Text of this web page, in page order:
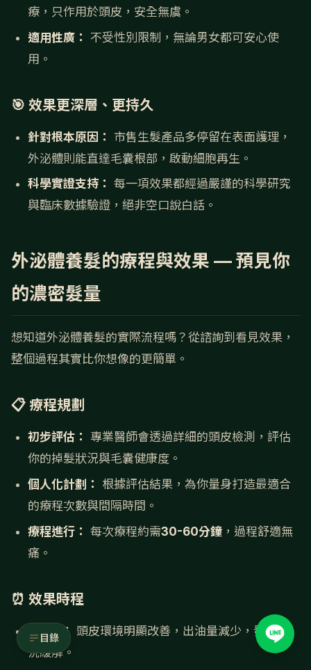
療，只作用於頭皮，安全無虞。
適用性廣： 不受性別限制，無論男女都可安心使
用。
🎯 效果更深層、更持久
針對根本原因：
市售生髮產品多停留在表面護理，
外泌體則能直達毛囊根部，啟動細胞再生。
科學實證支持： 每一項效果都經過嚴謹的科學研究
與臨床數據驗證，絕非空口說白話。
外泌體養髮的療程與效果 — 預見你
的濃密髮量
想知道外泌體養髮的實際流程嗎？從諮詢到看見效果，
整個過程其實比你想像的更簡單。
📋 療程規劃
初步評估：
專業醫師會透過詳細的頭皮檢測，評估
你的掉髮狀況與毛囊健康度。
個人化計劃：
根據評估結果，為你量身打造最適合
的療程次數與間隔時間。
療程進行： 每次療程約需30-60分鐘 ，過程舒適無
痛。
⏰ 效果時程
2-4週： 頭皮環境明顯改善，出油量減少，發炎狀
況緩解。
目錄